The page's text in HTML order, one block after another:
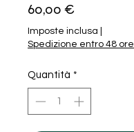
60,00 €
Imposte inclusa
Spedizione entro 48 ore
Quantità *